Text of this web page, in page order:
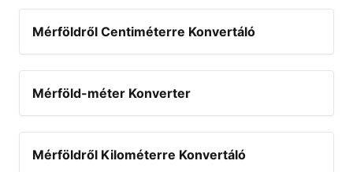
Mérföldről Centiméterre Konvertáló
Mérföld-méter Konverter
Mérföldről Kilométerre Konvertáló